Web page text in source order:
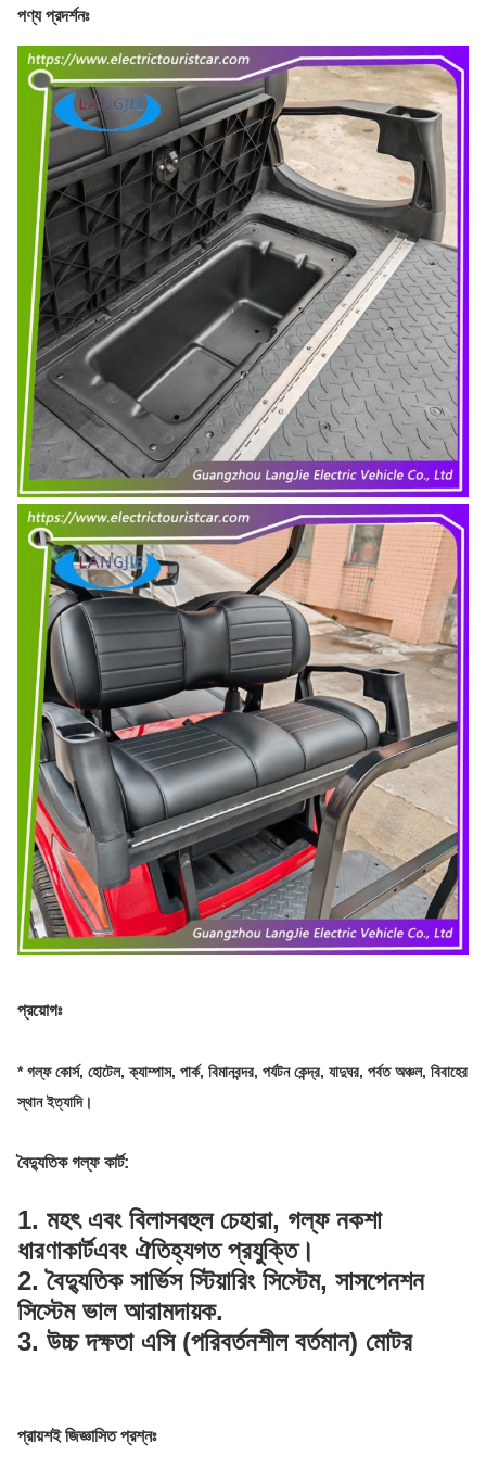
পণ্য প্রদর্শনঃ
প্রয়োগঃ
* গল্ফ কোর্স, হোটেল, ক্যাম্পাস, পার্ক, বিমানবন্দর, পর্যটন কেন্দ্র, যাদুঘর, পর্বত অঞ্চল, বিবাহের
স্থান ইত্যাদি।
বৈদ্যুতিক গল্ফ কার্ট:
1. মহৎ এবং বিলাসবহুল চেহারা, গল্ফ নকশা
ধারণাকার্টএবং ঐতিহ্যগত প্রযুক্তি।
2. বৈদ্যুতিক সার্ভিস স্টিয়ারিং সিস্টেম, সাসপেনশন
সিস্টেম ভাল আরামদায়ক.
3. উচ্চ দক্ষতা এসি (পরিবর্তনশীল বর্তমান) মোটর
প্রায়শই জিজ্ঞাসিত প্রশ্নঃ